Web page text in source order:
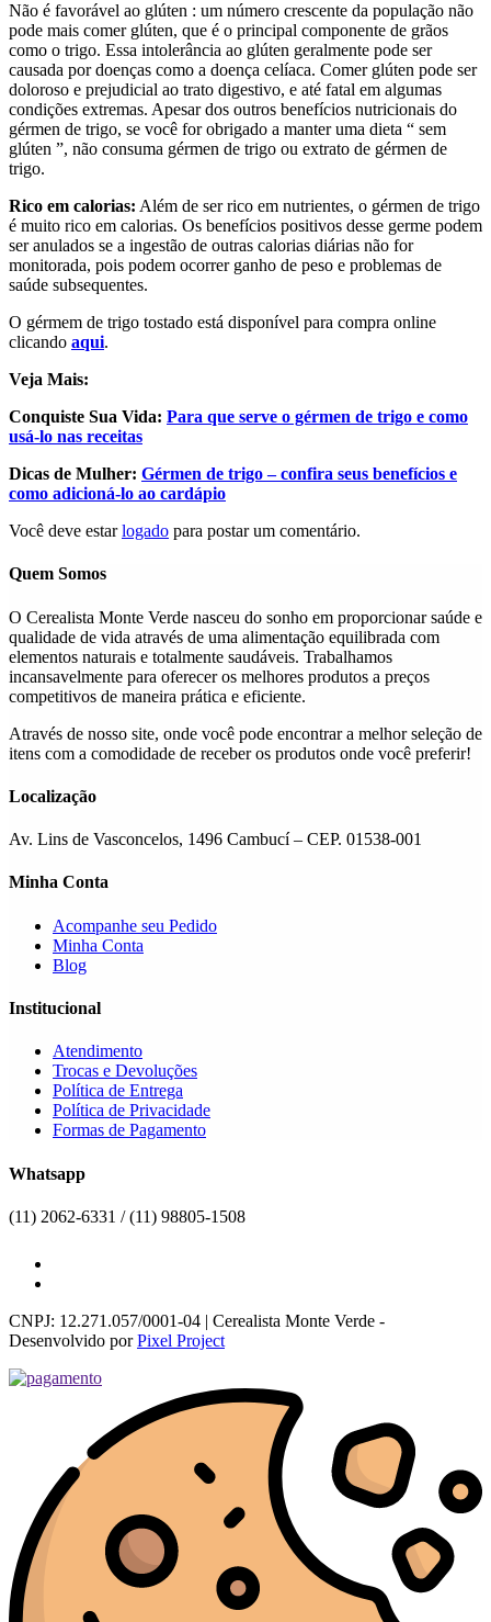
Não é favorável ao glúten : um número crescente da população não
pode mais comer glúten, que é o principal componente de grãos
como o trigo. Essa intolerância ao glúten geralmente pode ser
causada por doenças como a doença celíaca. Comer glúten pode ser
doloroso e prejudicial ao trato digestivo, e até fatal em algumas
condições extremas. Apesar dos outros benefícios nutricionais do
gérmen de trigo, se você for obrigado a manter uma dieta “ sem
glúten ”, não consuma gérmen de trigo ou extrato de gérmen de
trigo.
Rico em calorias: Além de ser rico em nutrientes, o gérmen de trigo
é muito rico em calorias. Os benefícios positivos desse germe podem
ser anulados se a ingestão de outras calorias diárias não for
monitorada, pois podem ocorrer ganho de peso e problemas de
saúde subsequentes.
O gérmem de trigo tostado está disponível para compra online
clicando aqui.
Veja Mais:
Conquiste Sua Vida: Para que serve o gérmen de trigo e como
usá-lo nas receitas
Dicas de Mulher: Gérmen de trigo – confira seus benefícios e
como adicioná-lo ao cardápio
Você deve estarlogado para postar um comentário.
Quem Somos
O Cerealista Monte Verde nasceu do sonho em proporcionar saúde e
qualidade de vida através de uma alimentação equilibrada com
elementos naturais e totalmente saudáveis. Trabalhamos
incansavelmente para oferecer os melhores produtos a preços
competitivos de maneira prática e eficiente.
Através de nosso site, onde você pode encontrar a melhor seleção de
itens com a comodidade de receber os produtos onde você preferir!
Localização
Av. Lins de Vasconcelos, 1496 Cambucí – CEP. 01538-001
Minha Conta
Acompanhe seu Pedido
Minha Conta
Blog
Institucional
Atendimento
Trocas e Devoluções
Política de Entrega
Política de Privacidade
Formas de Pagamento
Whatsapp
(11) 2062-6331 / (11) 98805-1508
CNPJ: 12.271.057/0001-04 | Cerealista Monte Verde -
Desenvolvido porPixel Project